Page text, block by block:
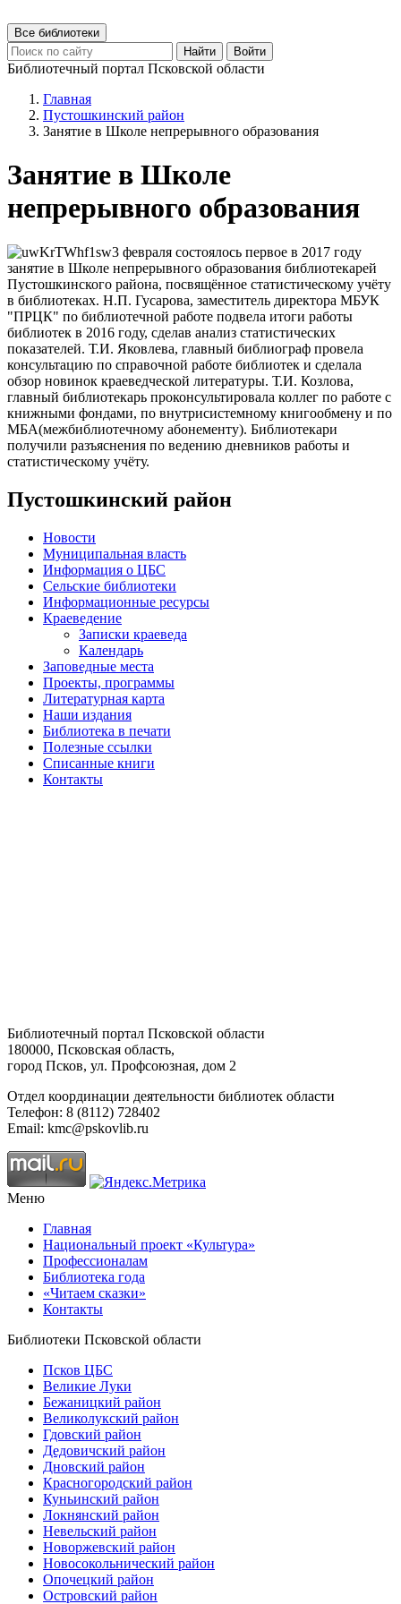
Все библиотеки
Найти
Войти
Библиотечный портал Псковской области
Главная
Пустошкинский район
Занятие в Школе непрерывного образования
Занятие в Школе
непрерывного образования
3 февраля состоялось первое в 2017 году
занятие в Школе непрерывного образования библиотекарей
Пустошкинского района, посвящённое статистическому учёту
в библиотеках. Н.П. Гусарова, заместитель директора МБУК
"ПРЦК" по библиотечной работе подвела итоги работы
библиотек в 2016 году, сделав анализ статистических
показателей. Т.И. Яковлева, главный библиограф провела
консультацию по справочной работе библиотек и сделала
обзор новинок краеведческой литературы. Т.И. Козлова,
главный библиотекарь проконсультировала коллег по работе с
книжными фондами, по внутрисистемному книгообмену и по
МБА(межбиблиотечному абонементу). Библиотекари
получили разъяснения по ведению дневников работы и
статистическому учёту.
Пустошкинский район
Новости
Муниципальная власть
Информация о ЦБС
Сельские библиотеки
Информационные ресурсы
Краеведение
Записки краеведа
Календарь
Заповедные места
Проекты, программы
Литературная карта
Наши издания
Библиотека в печати
Полезные ссылки
Списанные книги
Контакты
Библиотечный портал Псковской области
180000, Псковская область,
город Псков, ул. Профсоюзная, дом 2
Отдел координации деятельности библиотек области
Телефон: 8 (8112) 728402
Email: kmc@pskovlib.ru
Меню
Главная
Национальный проект «Культура»
Профессионалам
Библиотека года
«Читаем сказки»
Контакты
Библиотеки Псковской области
Псков ЦБС
Великие Луки
Бежаницкий район
Великолукский район
Гдовский район
Дедовичский район
Дновский район
Красногородский район
Куньинский район
Локнянский район
Невельский район
Новоржевский район
Новосокольнический район
Опочецкий район
Островский район